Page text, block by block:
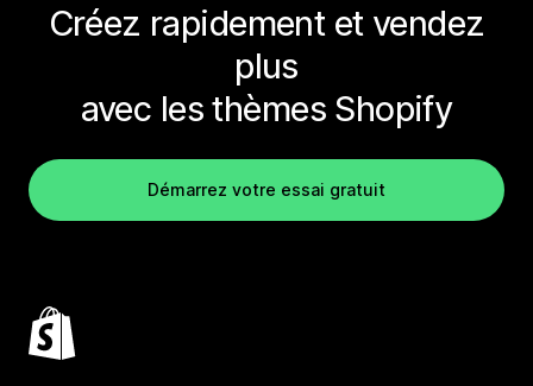
Créez rapidement et vendez
plus
avec les thèmes Shopify
Démarrez votre essai gratuit